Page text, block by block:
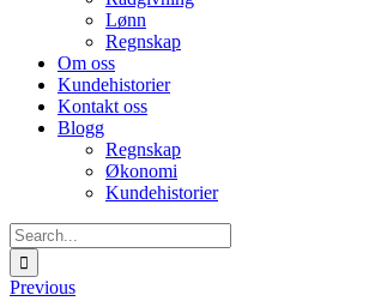
Lønn
Regnskap
Om oss
Kundehistorier
Kontakt oss
Blogg
Regnskap
Økonomi
Kundehistorier
Search
for:
Previous